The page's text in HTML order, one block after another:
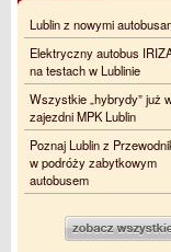
Lublin z nowymi
Elektryczny autobus
na testach w Lublinie
Wszystkie „hybrydy” już
zajezdni MPK Lublin
Poznaj Lublin z
w podróży zabytkowym
autobusem